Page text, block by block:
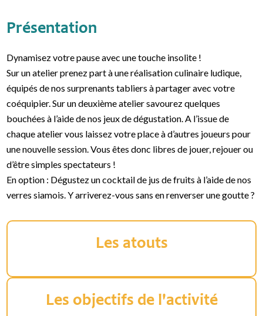
Présentation
Dynamisez votre pause avec une touche insolite !
Sur un atelier prenez part à une réalisation culinaire ludique,
équipés de nos surprenants tabliers à partager avec votre
coéquipier. Sur un deuxième atelier savourez quelques
bouchées à l’aide de nos jeux de dégustation. A l’issue de
chaque atelier vous laissez votre place à d’autres joueurs pour
une nouvelle session. Vous êtes donc libres de jouer, rejouer ou
d’être simples spectateurs !
En option : Dégustez un cocktail de jus de fruits à l’aide de nos
verres siamois. Y arriverez-vous sans en renverser une goutte ?
Les atouts
Les objectifs de l'activité